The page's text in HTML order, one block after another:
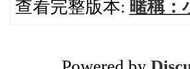
查看完整版本: 暱稱：